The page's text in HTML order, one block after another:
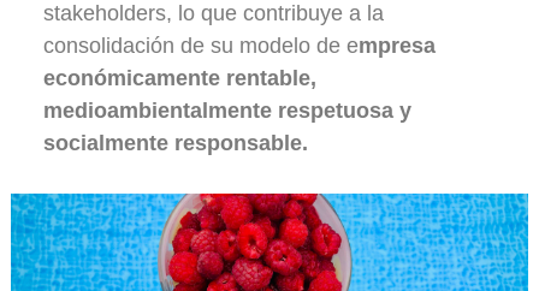
stakeholders, lo que contribuye a la
consolidación de su modelo de empresa
económicamente rentable,
medioambientalmente respetuosa y
socialmente responsable.